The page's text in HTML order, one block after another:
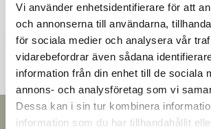
Vi använder enhetsidentifierare för att
och annonserna till användarna,
för sociala medier och analysera vår
vidarebefordrar även sådana
information från din enhet till de sociala
annons- och analysföretag som vi
Dessa kan i sin tur kombinera
information som du har tillhandahållit
Andra kunder tittade även på
Snabb leverans
Välkommen till
Handlar du som företag eller
Fortsätt som